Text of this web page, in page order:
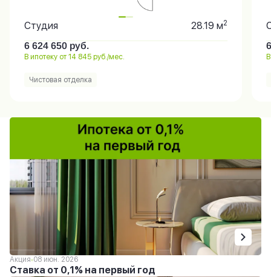
Студия 28.19 м2
6 624 650 руб.
В ипотеку от 14 845 руб./мес.
Чистовая отделка
Акция 08 июн. 2026
Ставка от 0,1% на первый год